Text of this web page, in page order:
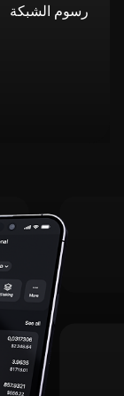
رسوم الشبكة